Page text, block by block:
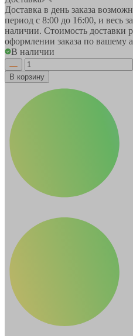
Доставка в день заказа
период с 8:00 до 16:00, и весь
наличии. Стоимость доставки
оформлении заказа по вашему
В наличии
В корзину